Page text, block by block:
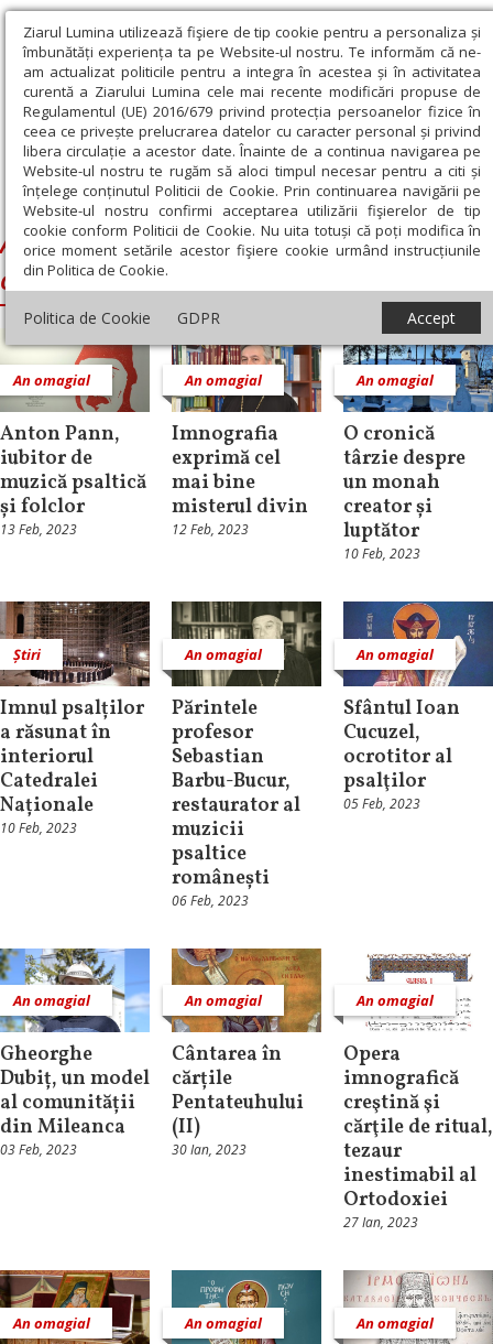
Ziarul Lumina utilizează fişiere de tip cookie pentru a personaliza și
îmbunătăți experiența ta pe Website-ul nostru. Te informăm că ne-
am actualizat politicile pentru a integra în acestea și în activitatea
curentă a Ziarului Lumina cele mai recente modificări propuse de
Regulamentul (UE) 2016/679 privind protecția persoanelor fizice în
ceea ce privește prelucrarea datelor cu caracter personal și privind
libera circulație a acestor date. Înainte de a continua navigarea pe
Website-ul nostru te rugăm să aloci timpul necesar pentru a citi și
înțelege conținutul Politicii de Cookie. Prin continuarea navigării pe
Website-ul nostru confirmi acceptarea utilizării fişierelor de tip
cookie conform Politicii de Cookie. Nu uita totuși că poți modifica în
orice moment setările acestor fişiere cookie urmând instrucțiunile
din Politica de Cookie.
Politica de Cookie GDPR Accept
Ziarul Lumina › Anul comemorativ al imnografilor și cântăreților
bisericești
Anul comemorativ al imnografilor și
cântăreților bisericești
An omagial
Anton Pann,
iubitor de
muzică psaltică
și folclor
13 Feb, 2023
An omagial
Imnografia
exprimă cel
mai bine
misterul divin
12 Feb, 2023
An omagial
O cronică
târzie despre
un monah
creator și
luptător
10 Feb, 2023
Știri
Imnul psalților
a răsunat în
interiorul
Catedralei
Naționale
10 Feb, 2023
An omagial
Părintele
profesor
Sebastian
Barbu-Bucur,
restaurator al
muzicii
psaltice
românești
06 Feb, 2023
An omagial
Sfântul Ioan
Cucuzel,
ocrotitor al
psalţilor
05 Feb, 2023
An omagial
Gheorghe
Dubiț, un model
al comunității
din Mileanca
03 Feb, 2023
An omagial
Cântarea în
cărțile
Pentateuhului
(II)
30 Ian, 2023
An omagial
Opera
imnografică
creştină şi
cărţile de ritual,
tezaur
inestimabil al
Ortodoxiei
27 Ian, 2023
An omagial An omagial An omagial